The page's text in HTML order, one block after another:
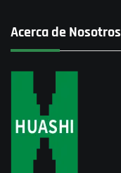
Acerca de Nosotros